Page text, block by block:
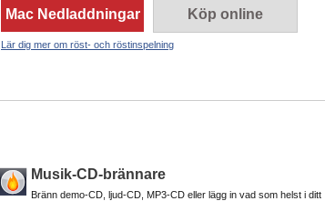
Mac Nedladdningar Köp online
Lär dig mer om röst- och röstinspelning
Musik-CD-brännare
Bränn demo-CD, ljud-CD, MP3-CD eller lägg in vad som helst i ditt